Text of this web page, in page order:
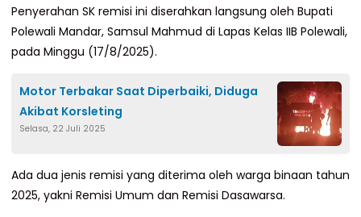
Penyerahan SK remisi ini diserahkan langsung oleh Bupati
Polewali Mandar, Samsul Mahmud di Lapas Kelas IIB Polewali,
pada Minggu (17/8/2025).
Motor Terbakar Saat Diperbaiki, Diduga
Akibat Korsleting
Selasa, 22 Juli 2025
Ada dua jenis remisi yang diterima oleh warga binaan tahun
2025, yakni Remisi Umum dan Remisi Dasawarsa.